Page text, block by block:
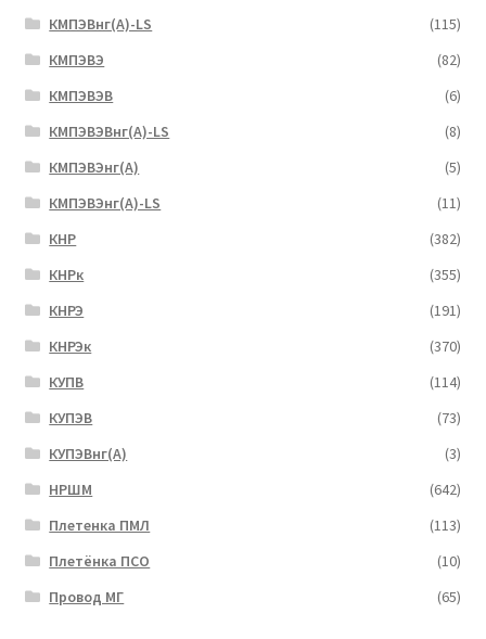
КМПЭВнг(А)-LS
(115)
КМПЭВЭ
(82)
КМПЭВЭВ
(6)
КМПЭВЭВнг(А)-LS
(8)
КМПЭВЭнг(А)
(5)
КМПЭВЭнг(А)-LS
(11)
КНР
(382)
КНРк
(355)
КНРЭ
(191)
КНРЭк
(370)
КУПВ
(114)
КУПЭВ
(73)
КУПЭВнг(А)
(3)
НРШМ
(642)
Плетенка ПМЛ
(113)
Плетёнка ПСО
(10)
Провод МГ
(65)